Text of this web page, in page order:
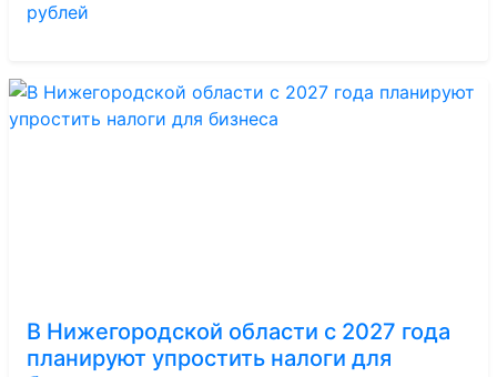
рублей
В Нижегородской области с 2027 года
планируют упростить налоги для